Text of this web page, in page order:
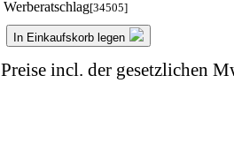
Werberatschlag[34505]
In Einkaufskorb legen
Preise incl. der gesetzlichen